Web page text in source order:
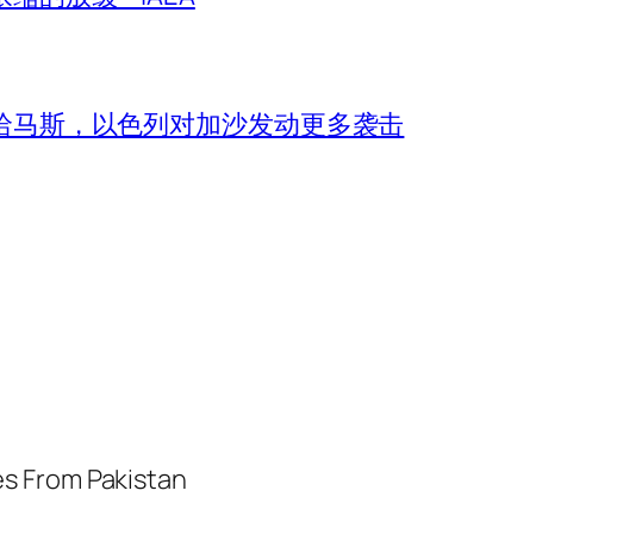
马斯，以色列对加沙发动更多袭击
From Pakistan